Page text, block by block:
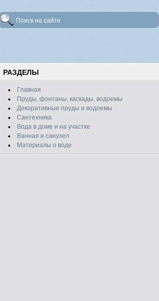
РАЗДЕЛЫ
Главная
Пруды, фонтаны, каскады, водоемы
Декоративные пруды и водоемы
Сантехника
Вода в доме и на участке
Ванная и санузел
Материалы о воде